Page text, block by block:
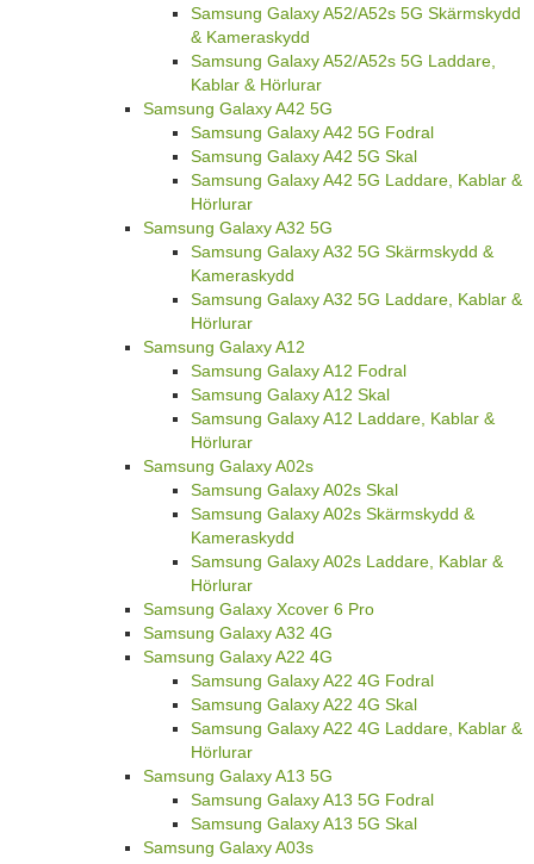
Samsung Galaxy A52/A52s 5G Skärmskydd
& Kameraskydd
Samsung Galaxy A52/A52s 5G Laddare,
Kablar & Hörlurar
Samsung Galaxy A42 5G
Samsung Galaxy A42 5G Fodral
Samsung Galaxy A42 5G Skal
Samsung Galaxy A42 5G Laddare, Kablar &
Hörlurar
Samsung Galaxy A32 5G
Samsung Galaxy A32 5G Skärmskydd &
Kameraskydd
Samsung Galaxy A32 5G Laddare, Kablar &
Hörlurar
Samsung Galaxy A12
Samsung Galaxy A12 Fodral
Samsung Galaxy A12 Skal
Samsung Galaxy A12 Laddare, Kablar &
Hörlurar
Samsung Galaxy A02s
Samsung Galaxy A02s Skal
Samsung Galaxy A02s Skärmskydd &
Kameraskydd
Samsung Galaxy A02s Laddare, Kablar &
Hörlurar
Samsung Galaxy Xcover 6 Pro
Samsung Galaxy A32 4G
Samsung Galaxy A22 4G
Samsung Galaxy A22 4G Fodral
Samsung Galaxy A22 4G Skal
Samsung Galaxy A22 4G Laddare, Kablar &
Hörlurar
Samsung Galaxy A13 5G
Samsung Galaxy A13 5G Fodral
Samsung Galaxy A13 5G Skal
Samsung Galaxy A03s